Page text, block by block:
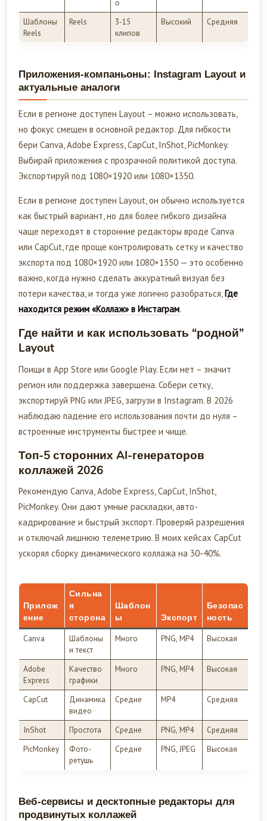
о
Шаблоны
Reels
Reels
3-15
клипов
Высокий Средняя
Приложения-компаньоны: Instagram Layout и
актуальные аналоги
Если в регионе доступен Layout – можно использовать,
но фокус смещен в основной редактор. Для гибкости
бери Canva, Adobe Express, CapCut, InShot, PicMonkey.
Выбирай приложения с прозрачной политикой доступа.
Экспортируй под 1080×1920 или 1080×1350.
Если в регионе доступен Layout, он обычно используется
как быстрый вариант, но для более гибкого дизайна
чаще переходят в сторонние редакторы вроде Canva
или CapCut, где проще контролировать сетку и качество
экспорта под 1080×1920 или 1080×1350 — это особенно
важно, когда нужно сделать аккуратный визуал без
потери качества, и тогда уже логично разобраться,Где
находится режим «Коллаж» в Инстаграм.
Где найти и как использовать “родной”
Layout
Поищи в App Store или Google Play. Если нет – значит
регион или поддержка завершена. Собери сетку,
экспортируй PNG или JPEG, загрузи в Instagram. В 2026
наблюдаю падение его использования почти до нуля –
встроенные инструменты быстрее и чище.
Топ-5 сторонних AI-генераторов
коллажей 2026
Рекомендую Canva, Adobe Express, CapCut, InShot,
PicMonkey. Они дают умные раскладки, авто-
кадрирование и быстрый экспорт. Проверяй разрешения
и отключай лишнюю телеметрию. В моих кейсах CapCut
ускорял сборку динамического коллажа на 30-40%.
Прилож
ение
Сильна
я
сторона
Шаблон
ы
Экспорт
Безопас
ность
Canva
Шаблоны
и текст
Много PNG, MP4 Высокая
Adobe
Express
Качество
графики
Много PNG, MP4 Высокая
CapCut
Динамика
видео
Средне MP4 Средняя
InShot Простота Средне PNG, MP4
Средняя
PicMonkey
Фото-
ретушь
Средне PNG, JPEG Высокая
Веб-сервисы и десктопные редакторы для
продвинутых коллажей